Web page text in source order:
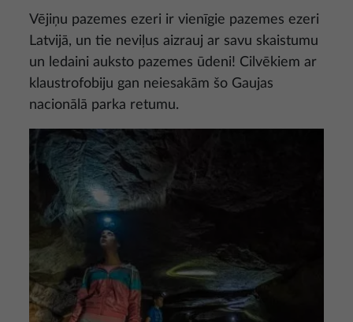
Vējiņu pazemes ezeri ir vienīgie pazemes ezeri
Latvijā, un tie neviļus aizrauj ar savu skaistumu
un ledaini auksto pazemes ūdeni! Cilvēkiem ar
klaustrofobiju gan neiesakām šo Gaujas
nacionālā parka retumu.